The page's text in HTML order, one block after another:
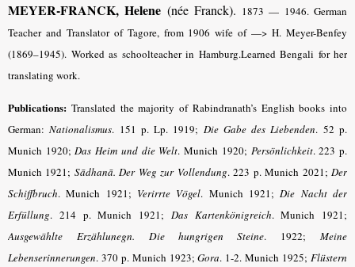
MEYER-FRANCK, Helene (née Franck). 1873 — 1946. German
Teacher and Translator of Tagore, from 1906 wife of —> H. Meyer-Benfey
(1869–1945). Worked as schoolteacher in Hamburg.Learned Bengali for her
translating work.
Publications: Translated the majority of Rabindranath’s English books into
German:Nationalismus. 151 p. Lp. 1919; Die Gabe des Liebenden. 52 p.
Munich 1920;Das Heim und die Welt. Munich 1920; Persönlichkeit. 223 p.
Munich 1921; Sādhanā. Der Weg zur Vollendung. 223 p. Munich 2021;Der
Schiffbruch. Munich 1921; Verirrte Vögel. Munich 1921;Die Nacht der
Erfüllung. 214 p. Munich 1921; Das Kartenkönigreich. Munich 1921;
Ausgewählte Erzählunegn. Die hungrigen Steine. 1922;Meine
Lebenserinnerungen. 370 p. Munich 1923;Gora. 1-2. Munich 1925;Flüstern